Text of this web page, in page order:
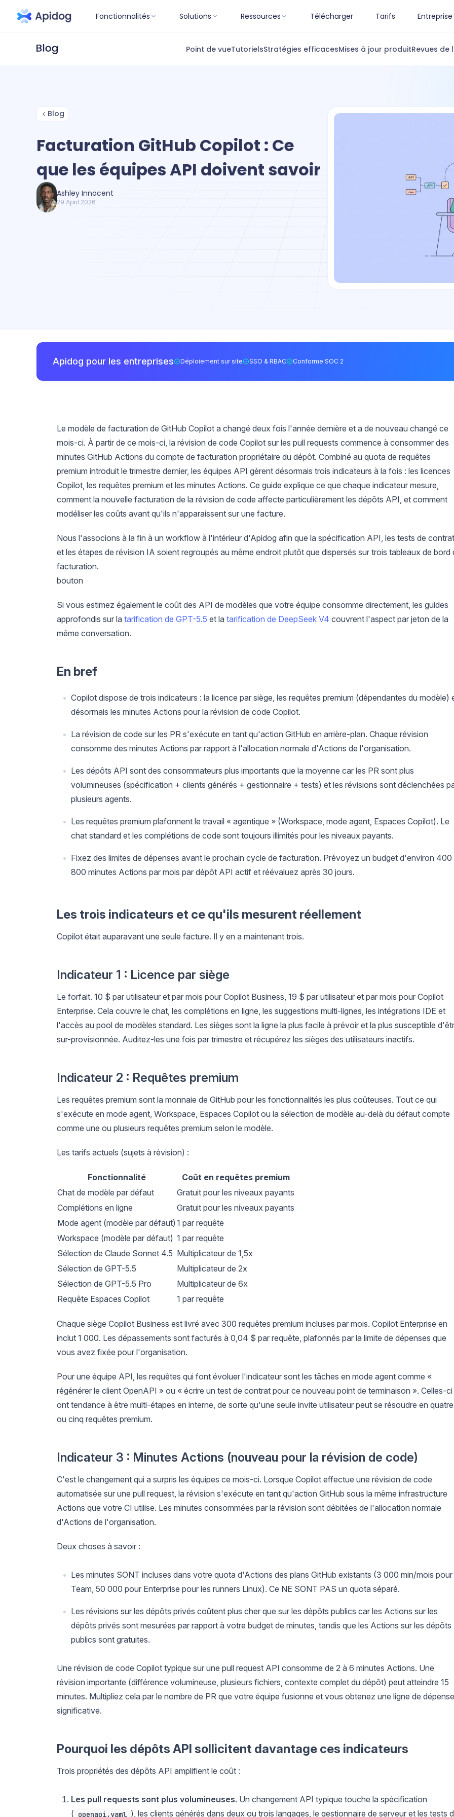
Fonctionnalités Solutions Ressources Télécharger Tarifs Entreprise
Point de vueTutorielsStratégies efficacesMises à jour produitRevues de
Blog
Facturation GitHub Copilot : Ce
que les équipes API doivent savoir
Ashley Innocent
29 April 2026
Apidog pour les entreprises Déploiement sur site SSO & RBAC Conforme SOC 2
Le modèle de facturation de GitHub Copilot a changé deux fois l'année dernière et a de nouveau changé ce
mois-ci. À partir de ce mois-ci, la révision de code Copilot sur les pull requests commence à consommer des
minutes GitHub Actions du compte de facturation propriétaire du dépôt. Combiné au quota de requêtes
premium introduit le trimestre dernier, les équipes API gèrent désormais trois indicateurs à la fois : les licences
Copilot, les requêtes premium et les minutes Actions. Ce guide explique ce que chaque indicateur mesure,
comment la nouvelle facturation de la révision de code affecte particulièrement les dépôts API, et comment
modéliser les coûts avant qu'ils n'apparaissent sur une facture.
Nous l'associons à la fin à un workflow à l'intérieur d'Apidog afin que la spécification API, les tests de contrat
et les étapes de révision IA soient regroupés au même endroit plutôt que dispersés sur trois tableaux de bord
facturation.
bouton
Si vous estimez également le coût des API de modèles que votre équipe consomme directement, les guides
approfondis sur la tarification de GPT-5.5 et la tarification de DeepSeek V4 couvrent l'aspect par jeton de la
même conversation.
En bref
Copilot dispose de trois indicateurs : la licence par siège, les requêtes premium (dépendantes du modèle)
désormais les minutes Actions pour la révision de code Copilot.
La révision de code sur les PR s'exécute en tant qu'action GitHub en arrière-plan. Chaque révision
consomme des minutes Actions par rapport à l'allocation normale d'Actions de l'organisation.
Les dépôts API sont des consommateurs plus importants que la moyenne car les PR sont plus
volumineuses (spécification + clients générés + gestionnaire + tests) et les révisions sont déclenchées
plusieurs agents.
Les requêtes premium plafonnent le travail « agentique » (Workspace, mode agent, Espaces Copilot). Le
chat standard et les complétions de code sont toujours illimités pour les niveaux payants.
Fixez des limites de dépenses avant le prochain cycle de facturation. Prévoyez un budget d'environ 400
800 minutes Actions par mois par dépôt API actif et réévaluez après 30 jours.
Les trois indicateurs et ce qu'ils mesurent réellement
Copilot était auparavant une seule facture. Il y en a maintenant trois.
Indicateur 1 : Licence par siège
Le forfait. 10 $ par utilisateur et par mois pour Copilot Business, 19 $ par utilisateur et par mois pour Copilot
Enterprise. Cela couvre le chat, les complétions en ligne, les suggestions multi-lignes, les intégrations IDE et
l'accès au pool de modèles standard. Les sièges sont la ligne la plus facile à prévoir et la plus susceptible
sur-provisionnée. Auditez-les une fois par trimestre et récupérez les sièges des utilisateurs inactifs.
Indicateur 2 : Requêtes premium
Les requêtes premium sont la monnaie de GitHub pour les fonctionnalités les plus coûteuses. Tout ce qui
s'exécute en mode agent, Workspace, Espaces Copilot ou la sélection de modèle au-delà du défaut compte
comme une ou plusieurs requêtes premium selon le modèle.
Les tarifs actuels (sujets à révision) :
Fonctionnalité
Coût en requêtes premium
Chat de modèle par défaut
Gratuit pour les niveaux payants
Complétions en ligne
Gratuit pour les niveaux payants
Mode agent (modèle par défaut) 1 par requête
Workspace (modèle par défaut) 1 par requête
Sélection de Claude Sonnet 4.5 Multiplicateur de 1,5x
Sélection de GPT-5.5
Multiplicateur de 2x
Sélection de GPT-5.5 Pro
Multiplicateur de 6x
Requête Espaces Copilot
1 par requête
Chaque siège Copilot Business est livré avec 300 requêtes premium incluses par mois. Copilot Enterprise en
inclut 1 000. Les dépassements sont facturés à 0,04 $ par requête, plafonnés par la limite de dépenses que
vous avez fixée pour l'organisation.
Pour une équipe API, les requêtes qui font évoluer l'indicateur sont les tâches en mode agent comme «
régénérer le client OpenAPI » ou « écrire un test de contrat pour ce nouveau point de terminaison ». Celles-ci
ont tendance à être multi-étapes en interne, de sorte qu'une seule invite utilisateur peut se résoudre en quatre
ou cinq requêtes premium.
Indicateur 3 : Minutes Actions (nouveau pour la révision de code)
C'est le changement qui a surpris les équipes ce mois-ci. Lorsque Copilot effectue une révision de code
automatisée sur une pull request, la révision s'exécute en tant qu'action GitHub sous la même infrastructure
Actions que votre CI utilise. Les minutes consommées par la révision sont débitées de l'allocation normale
d'Actions de l'organisation.
Deux choses à savoir :
Les minutes SONT incluses dans votre quota d'Actions des plans GitHub existants (3 000 min/mois pour
Team, 50 000 pour Enterprise pour les runners Linux). Ce NE SONT PAS un quota séparé.
Les révisions sur les dépôts privés coûtent plus cher que sur les dépôts publics car les Actions sur les
dépôts privés sont mesurées par rapport à votre budget de minutes, tandis que les Actions sur les dépôts
publics sont gratuites.
Une révision de code Copilot typique sur une pull request API consomme de 2 à 6 minutes Actions. Une
révision importante (différence volumineuse, plusieurs fichiers, contexte complet du dépôt) peut atteindre 15
minutes. Multipliez cela par le nombre de PR que votre équipe fusionne et vous obtenez une ligne de dépense
significative.
Pourquoi les dépôts API sollicitent davantage ces indicateurs
Trois propriétés des dépôts API amplifient le coût :
Les pull requests sont plus volumineuses. Un changement API typique touche la spécification
( openapi.yaml ), les clients générés dans deux ou trois langages, le gestionnaire de serveur et les tests